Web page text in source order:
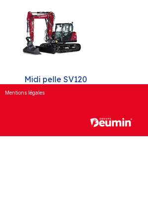
Midi pelle SV120
Mentions légales